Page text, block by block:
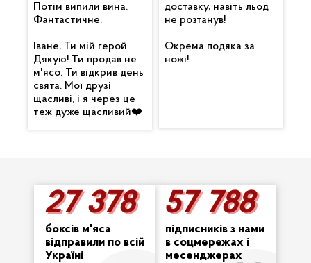
Потім випили вина.
Фантастичне.
Іване, Ти мій герой.
Дякую! Ти продав не
м'ясо. Ти відкрив день
свята. Мої друзі
щасливі, і я через це
теж дуже щасливий❤️
доставку, навіть льод
не розтанув!
Окрема подяка за
ножі!
57 788
57 788
27 378
27 378
боксів м'яса
відправили по всій
Україні
підписників з нами
в соцмережах і
месенджерах